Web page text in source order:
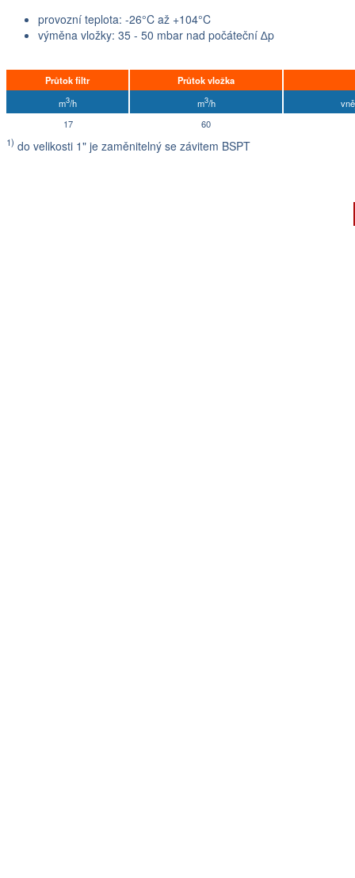
provozní teplota: -26°C až +104°C
výměna vložky: 35 - 50 mbar nad počáteční ∆p
Průtok filtr
Průtok vložka
m3/h m3/h
17
60
1) do velikosti 1" je zaměnitelný se závitem BSPT